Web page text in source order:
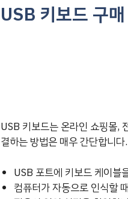
USB 키보드 구
USB 키보드는 온라인 쇼핑몰,
결하는 방법은 매우 간단합니다.
USB 포트에 키보드 케이블
컴퓨터가 자동으로 인식할